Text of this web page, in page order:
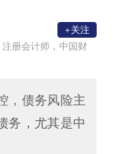
册会计师，中国财
+关注
，债务风险主
务，尤其是中